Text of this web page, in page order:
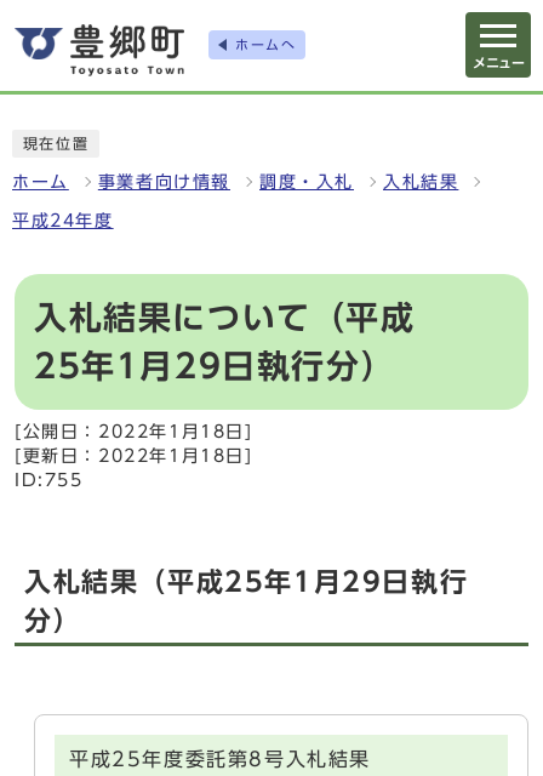
ホームへ
メニュー
現在位置
ホーム 事業者向け情報 調度・入札 入札結果
平成24年度
入札結果について（平成
25年1月29日執行分）
[公開日：2022年1月18日]
[更新日：2022年1月18日]
ID:755
入札結果（平成25年1月29日執行
分）
平成25年度委託第8号入札結果